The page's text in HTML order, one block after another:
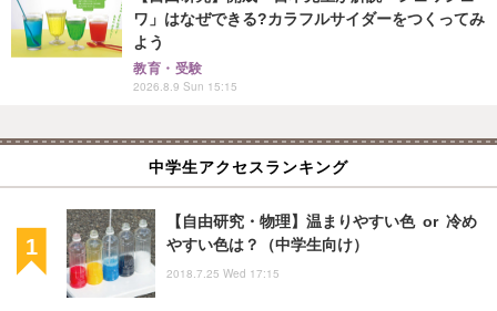
ワ」はなぜできる?カラフルサイダーをつくってみ
よう
教育・受験
2026.8.9 Sun 15:15
中学生アクセスランキング
【自由研究・物理】温まりやすい色 or 冷め
やすい色は？（中学生向け）
2018.7.25 Wed 17:15